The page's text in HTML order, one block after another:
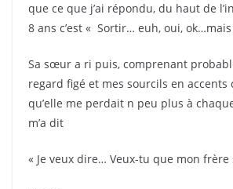
que ce que j’ai répondu, du haut de
8 ans c’est « Sortir… euh, oui,
Sa sœur a ri puis, comprenant
regard figé et mes sourcils en accents
qu’elle me perdait n peu plus à
m’a dit
« Je veux dire… Veux-tu que mon frère